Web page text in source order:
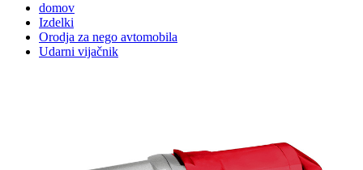
domov
Izdelki
Orodja za nego avtomobila
Udarni vijačnik